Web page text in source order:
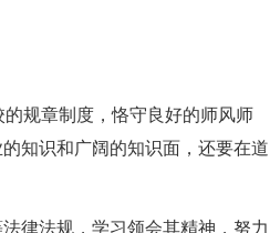
规章制度，恪守良好的师风师
知识和广阔的知识面，还要在道
律法规，学习领会其精神，努力